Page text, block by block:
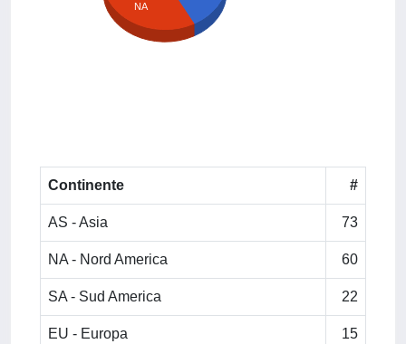
NA
Continente #
AS - Asia 73
NA - Nord America 60
SA - Sud America 22
EU - Europa 15